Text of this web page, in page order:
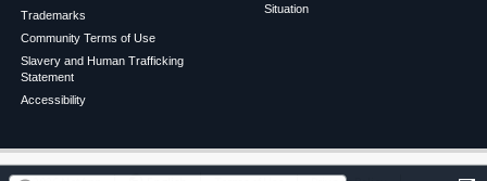
Trademarks
Community Terms of Use
Slavery and Human Trafficking
Statement
Accessibility
Situation